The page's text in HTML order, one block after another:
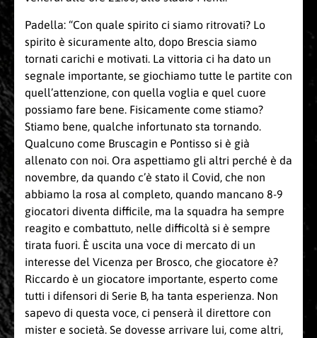
Padella: “Con quale spirito ci siamo ritrovati? Lo
spirito è sicuramente alto, dopo Brescia siamo
tornati carichi e motivati. La vittoria ci ha dato un
segnale importante, se giochiamo tutte le partite con
quell’attenzione, con quella voglia e quel cuore
possiamo fare bene. Fisicamente come stiamo?
Stiamo bene, qualche infortunato sta tornando.
Qualcuno come Bruscagin e Pontisso si è già
allenato con noi. Ora aspettiamo gli altri perché è da
novembre, da quando c’è stato il Covid, che non
abbiamo la rosa al completo, quando mancano 8-9
giocatori diventa difficile, ma la squadra ha sempre
reagito e combattuto, nelle difficoltà si è sempre
tirata fuori. È uscita una voce di mercato di un
interesse del Vicenza per Brosco, che giocatore è?
Riccardo è un giocatore importante, esperto come
tutti i difensori di Serie B, ha tanta esperienza. Non
sapevo di questa voce, ci penserà il direttore con
mister e società. Se dovesse arrivare lui, come altri,